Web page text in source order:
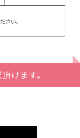
さい。
けます。